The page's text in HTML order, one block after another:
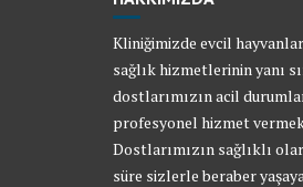
Kliniğimizde evcil
sağlık hizmetlerinin yanı
dostlarımızın acil
profesyonel hizmet
Dostlarımızın sağlıklı
süre sizlerle beraber